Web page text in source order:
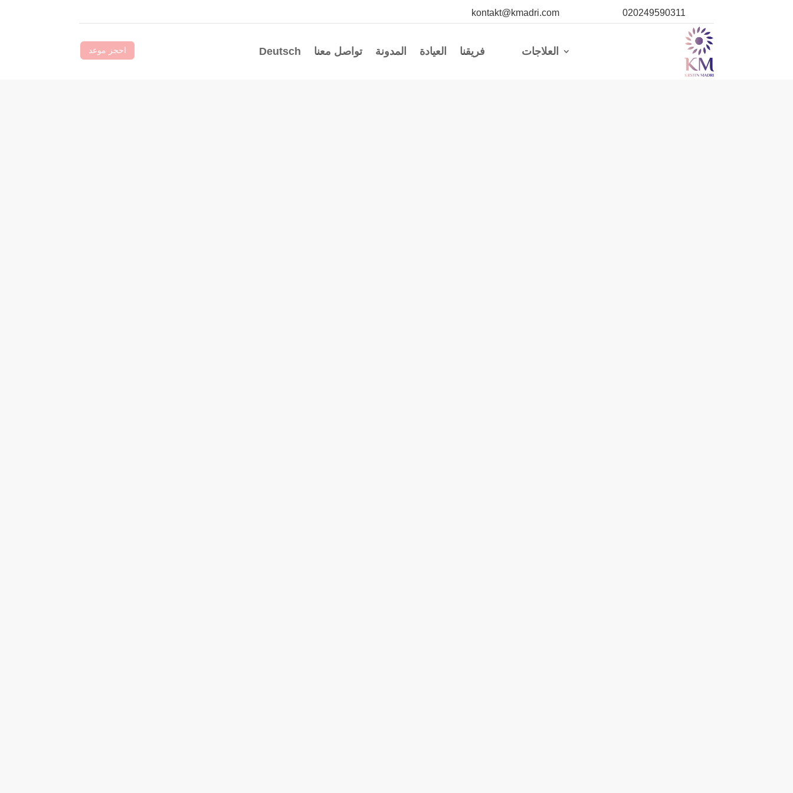
kontakt@kmadri.com 020249590311
العلاجات فريقنا العيادة المدونة تواصل معنا Deutsch احجز موعد